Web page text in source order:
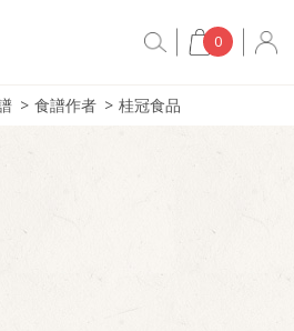
0
食譜作者 桂冠食品